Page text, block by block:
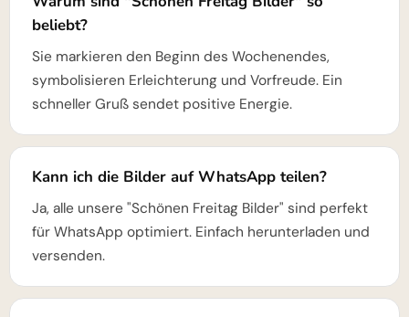
beliebt?
Sie markieren den Beginn des Wochenendes,
symbolisieren Erleichterung und Vorfreude. Ein
schneller Gruß sendet positive Energie.
Kann ich die Bilder auf WhatsApp teilen?
Ja, alle unsere "Schönen Freitag Bilder" sind perfekt
für WhatsApp optimiert. Einfach herunterladen und
versenden.